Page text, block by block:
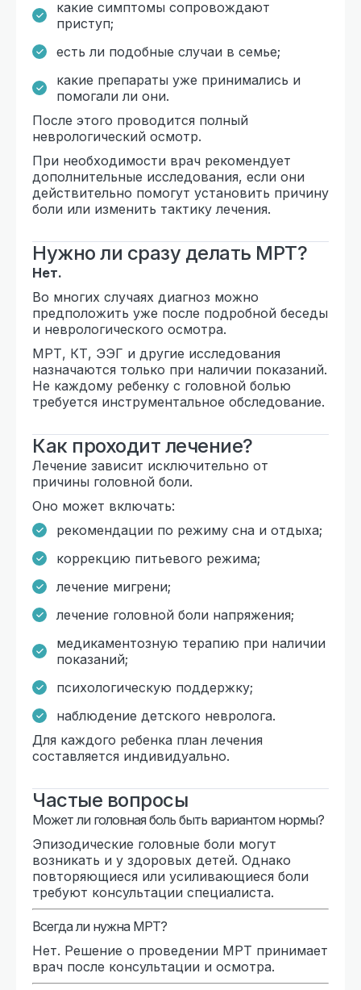
какие симптомы сопровождают
приступ;
есть ли подобные случаи в семье;
какие препараты уже принимались и
помогали ли они.
После этого проводится полный
неврологический осмотр.
При необходимости врач рекомендует
дополнительные исследования, если они
действительно помогут установить причину
боли или изменить тактику лечения.
Нужно ли сразу делать МРТ?
Нет.
Во многих случаях диагноз можно
предположить уже после подробной беседы
и неврологического осмотра.
МРТ, КТ, ЭЭГ и другие исследования
назначаются только при наличии показаний.
Не каждому ребенку с головной болью
требуется инструментальное обследование.
Как проходит лечение?
Лечение зависит исключительно от
причины головной боли.
Оно может включать:
рекомендации по режиму сна и отдыха;
коррекцию питьевого режима;
лечение мигрени;
лечение головной боли напряжения;
медикаментозную терапию при наличии
показаний;
психологическую поддержку;
наблюдение детского невролога.
Для каждого ребенка план лечения
составляется индивидуально.
Частые вопросы
Может ли головная боль быть вариантом нормы?
Эпизодические головные боли могут
возникать и у здоровых детей. Однако
повторяющиеся или усиливающиеся боли
требуют консультации специалиста.
Всегда ли нужна МРТ?
Нет. Решение о проведении МРТ принимает
врач после консультации и осмотра.